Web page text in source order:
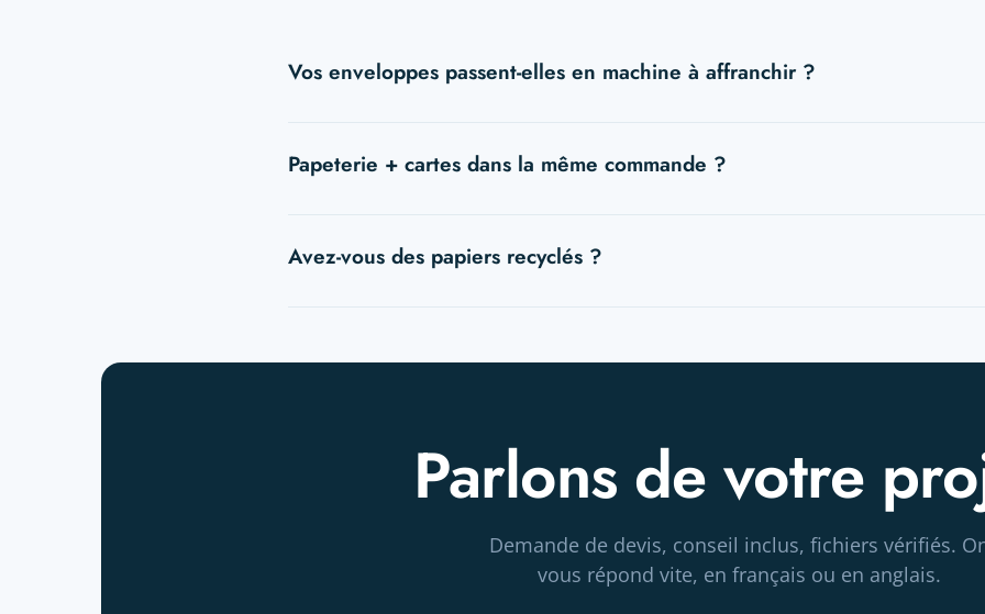
Vos enveloppes passent-elles en machine à affranchir ?
Papeterie + cartes dans la même commande ?
Avez-vous des papiers recyclés ?
Parlons de votre
Demande de devis, conseil inclus, fichiers vérifiés.
vous répond vite, en français ou en anglais.